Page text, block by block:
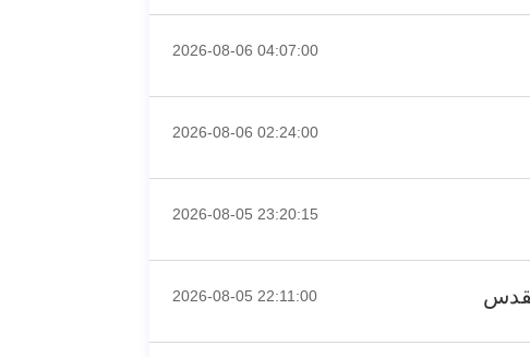
2026-08-06 04:07:00
2026-08-06 02:24:00
2026-08-05 23:20:15
2026-08-05 22:11:00